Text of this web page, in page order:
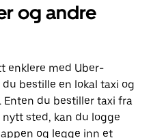
og andre
enklere med Uber-
bestille en lokal taxi og
du bestiller taxi fra
sted, kan du logge
og legge inn et